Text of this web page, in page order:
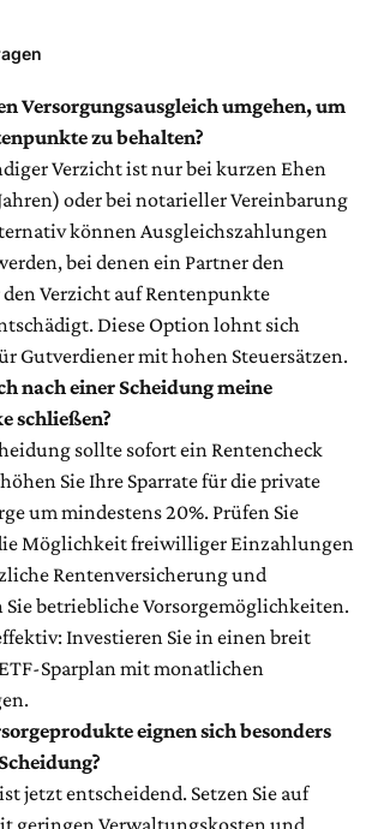
Versorgungsausgleich umgehen, um
zu behalten?
Verzicht ist nur bei kurzen Ehen
oder bei notarieller Vereinbarung
können Ausgleichszahlungen
bei denen ein Partner den
Verzicht auf Rentenpunkte
Diese Option lohnt sich
Gutverdiener mit hohen Steuersätzen.
nach einer Scheidung meine
schließen?
sollte sofort ein Rentencheck
Sie Ihre Sparrate für die private
um mindestens 20%. Prüfen Sie
Möglichkeit freiwilliger Einzahlungen
Rentenversicherung und
Sie betriebliche Vorsorgemöglichkeiten.
Investieren Sie in einen breit
Sparplan mit monatlichen
eignen sich besonders
jetzt entscheidend. Setzen Sie auf